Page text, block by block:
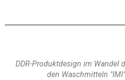
DDR-Produktdesign im Wandel
den Waschmitteln